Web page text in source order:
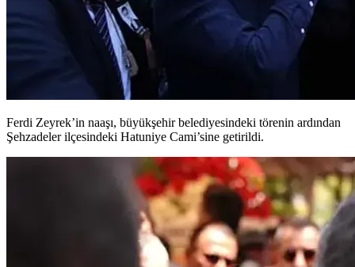
Ferdi Zeyrek’in naaşı, büyükşehir belediyesindeki törenin ardından
Şehzadeler ilçesindeki Hatuniye Cami’sine getirildi.